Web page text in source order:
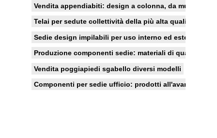
Vendita appendiabiti: design a colonna, da muro e
Telai per sedute collettività della più alta qualità, ai
Sedie design impilabili per uso interno ed esterno
Produzione componenti sedie: materiali di qualità e
Vendita poggiapiedi sgabello diversi modelli
Componenti per sedie ufficio: prodotti